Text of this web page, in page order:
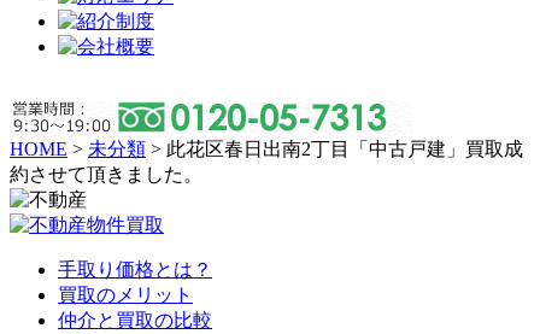
HOME > 未分類 > 此花区春日出南2丁目「中古戸建」買取成
約させて頂きました。
手取り価格とは？
買取のメリット
仲介と買取の比較